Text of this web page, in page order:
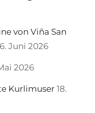
von Viña San
6. Juni 2026
2026
Kurlimuser 18.